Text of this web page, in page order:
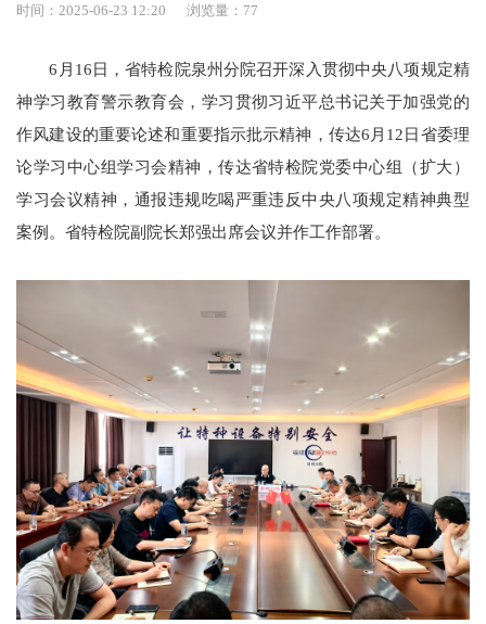
时间：2025-06-23 12:20
浏览量： 77
6月16日，省特检院泉州分院召开深入贯彻中央八项规定精
神学习教育警示教育会，学习贯彻习近平总书记关于加强党的
作风建设的重要论述和重要指示批示精神，传达6月12日省委理
论学习中心组学习会精神，传达省特检院党委中心组（扩大）
学习会议精神，通报违规吃喝严重违反中央八项规定精神典型
案例。省特检院副院长郑强出席会议并作工作部署。